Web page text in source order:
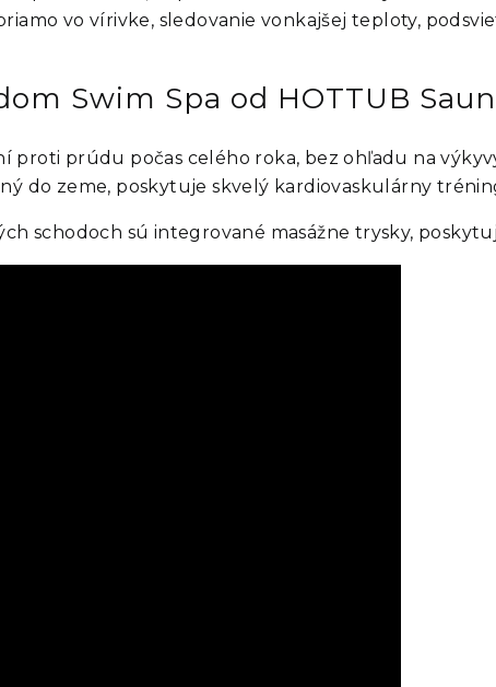
vo vírivke, sledovanie vonkajšej teploty,
Swim Spa od HOTTUB
proti prúdu počas celého roka, bez ohľadu na
do zeme, poskytuje skvelý kardiovaskulárny
schodoch sú integrované masážne trysky,